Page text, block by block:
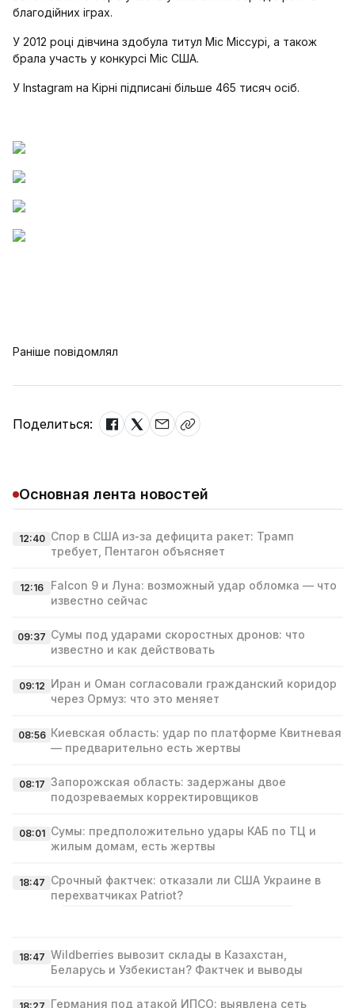
благодійних іграх.
У 2012 році дівчина здобула титул Міс Міссурі, а також
брала участь у конкурсі Міс США.
У Instagram на Кірні підписані більше 465 тисяч осіб.
Раніше повідомлял
Поделиться:
Основная лента новостей
12:40 Спор в США из‑за дефицита ракет: Трамп
требует, Пентагон объясняет
12:16
Falcon 9 и Луна: возможный удар обломка — что
известно сейчас
09:37 Сумы под ударами скоростных дронов: что
известно и как действовать
09:12 Иран и Оман согласовали гражданский коридор
через Ормуз: что это меняет
08:56 Киевская область: удар по платформе Квитневая
— предварительно есть жертвы
08:17 Запорожская область: задержаны двое
подозреваемых корректировщиков
08:01 Сумы: предположительно удары КАБ по ТЦ и
жилым домам, есть жертвы
18:47 Срочный фактчек: отказали ли США Украине в
перехватчиках Patriot?
18:47 Wildberries вывозит склады в Казахстан,
Беларусь и Узбекистан? Фактчек и выводы
Германия под атакой ИПСО: выявлена сеть